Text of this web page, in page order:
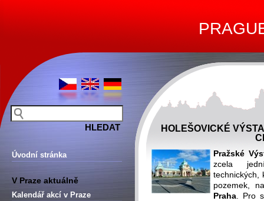
Úvodní stránka
V Praze aktuálně
Kalendář akcí v Praze
HOLEŠOVICKÉ
Pražské
zcela
technických,
pozemek,
Praha . Pro